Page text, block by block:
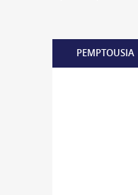
PEMPTOUSIA